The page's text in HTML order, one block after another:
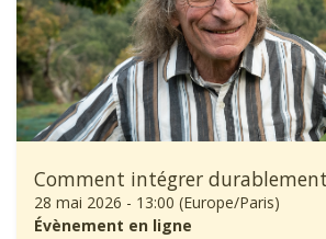
28 mai 2026 - 13:00 (Europe/Paris)
Évènement en ligne